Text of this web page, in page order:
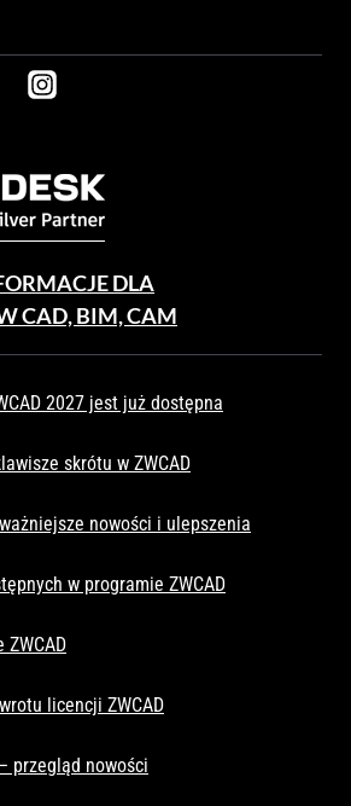
DLA
CAD, BIM, CAM
2027 jest już dostępna
skrótu w ZWCAD
nowości i ulepszenia
w programie ZWCAD
ZWCAD
licencji ZWCAD
przegląd nowości